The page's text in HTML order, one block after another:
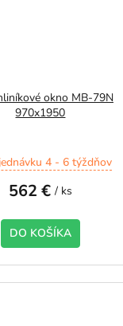
okno MB-79N
970x1950
4 - 6 týždňov
562 € / ks
DO KOŠÍKA